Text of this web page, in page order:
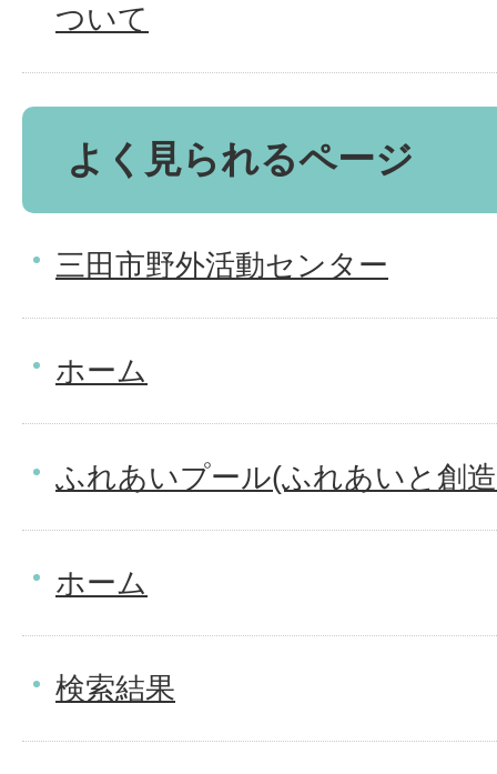
ついて
よく見られるページ
三田市野外活動センター
ホーム
ふれあいプール(ふれあいと創
ホーム
検索結果